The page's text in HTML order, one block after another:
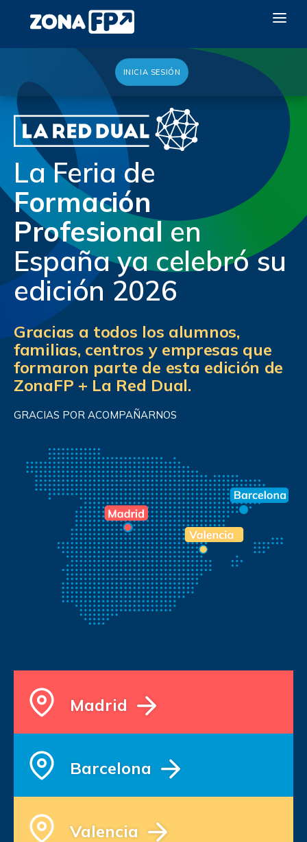
LA RED DUAL
GALERÍA 2026
NOTICIAS
CONTACTO
QUIERO EXPONER
INICIA SESIÓN
La Feria de
Formación
Profesionalen
España ya celebró su
edición 2026
Gracias a todos los alumnos,
familias, centros y empresas que
formaron parte de esta edición de
ZonaFP + La Red Dual.
GRACIAS POR ACOMPAÑARNOS
Madrid
Barcelona
Valencia